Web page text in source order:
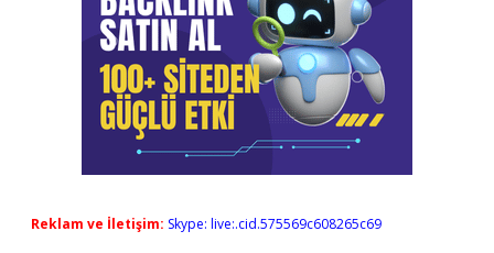
Reklam ve İletişim: Skype: live:.cid.575569c608265c69